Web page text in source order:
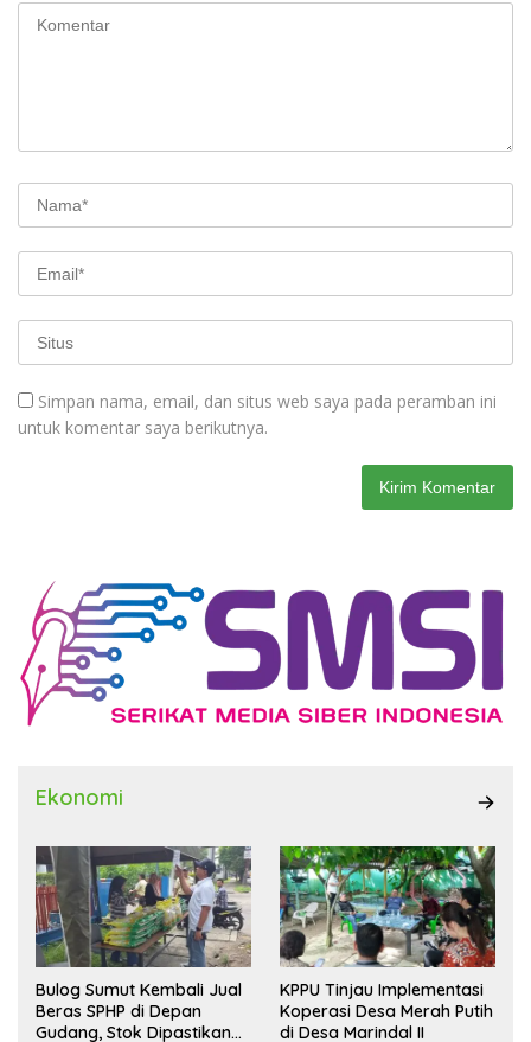
Simpan nama, email, dan situs web saya pada peramban ini
untuk komentar saya berikutnya.
Ekonomi
Bulog Sumut Kembali Jual
Beras SPHP di Depan
Gudang, Stok Dipastikan
KPPU Tinjau Implementasi
Koperasi Desa Merah Putih
di Desa Marindal II